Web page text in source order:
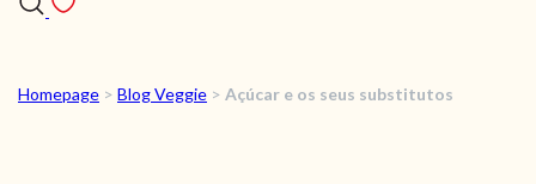
RECEITAS
Homepage > Blog Veggie > Açúcar e os seus substitutos